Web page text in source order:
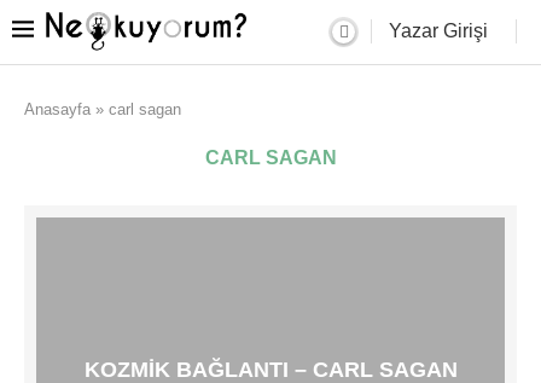
Yazar Girişi
Anasayfa » carl sagan
CARL SAGAN
KOZMIK BAĞLANTI – CARL SAGAN